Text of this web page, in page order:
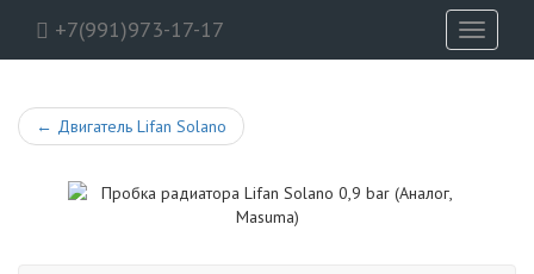
+7(991)973-17-17
Toggle
← Двигатель Lifan Solano